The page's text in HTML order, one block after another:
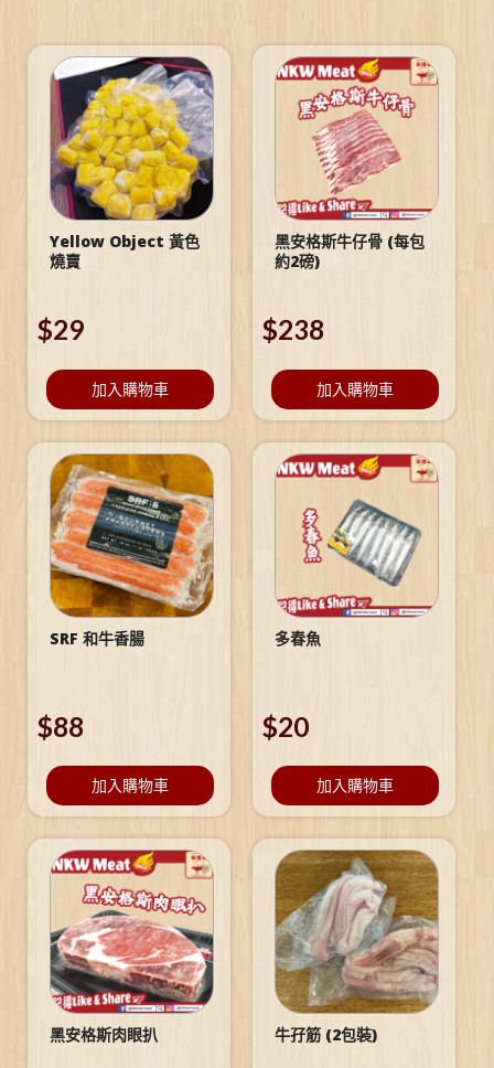
Yellow Object 黃色
燒賣
$29
加入購物車
黑安格斯牛仔骨 (每包
約2磅)
$238
加入購物車
SRF 和牛香腸
$88
加入購物車
多春魚
$20
加入購物車
黑安格斯肉眼扒 牛孖筋 (2包裝)